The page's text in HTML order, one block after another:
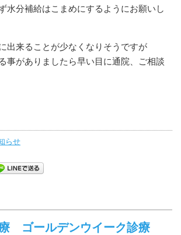
水分補給はこまめにするようにお願いし
出来ることが少なくなりそうですが
事がありましたら早い目に通院、ご相談
らせ
ゴールデンウイーク診療